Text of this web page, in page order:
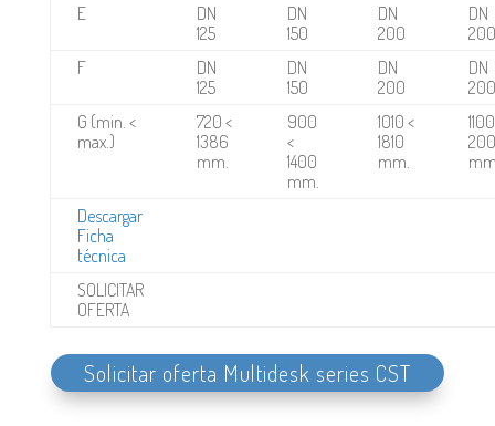
E
DN
125
DN
150
DN
200
DN
200
F
DN
125
DN
150
DN
200
DN
200
G (min. <
max.)
720 <
1386
mm.
900
<
1400
mm.
1010 <
1810
mm.
Descargar
Ficha
técnica
SOLICITAR
OFERTA
Solicitar oferta Multidesk series CST